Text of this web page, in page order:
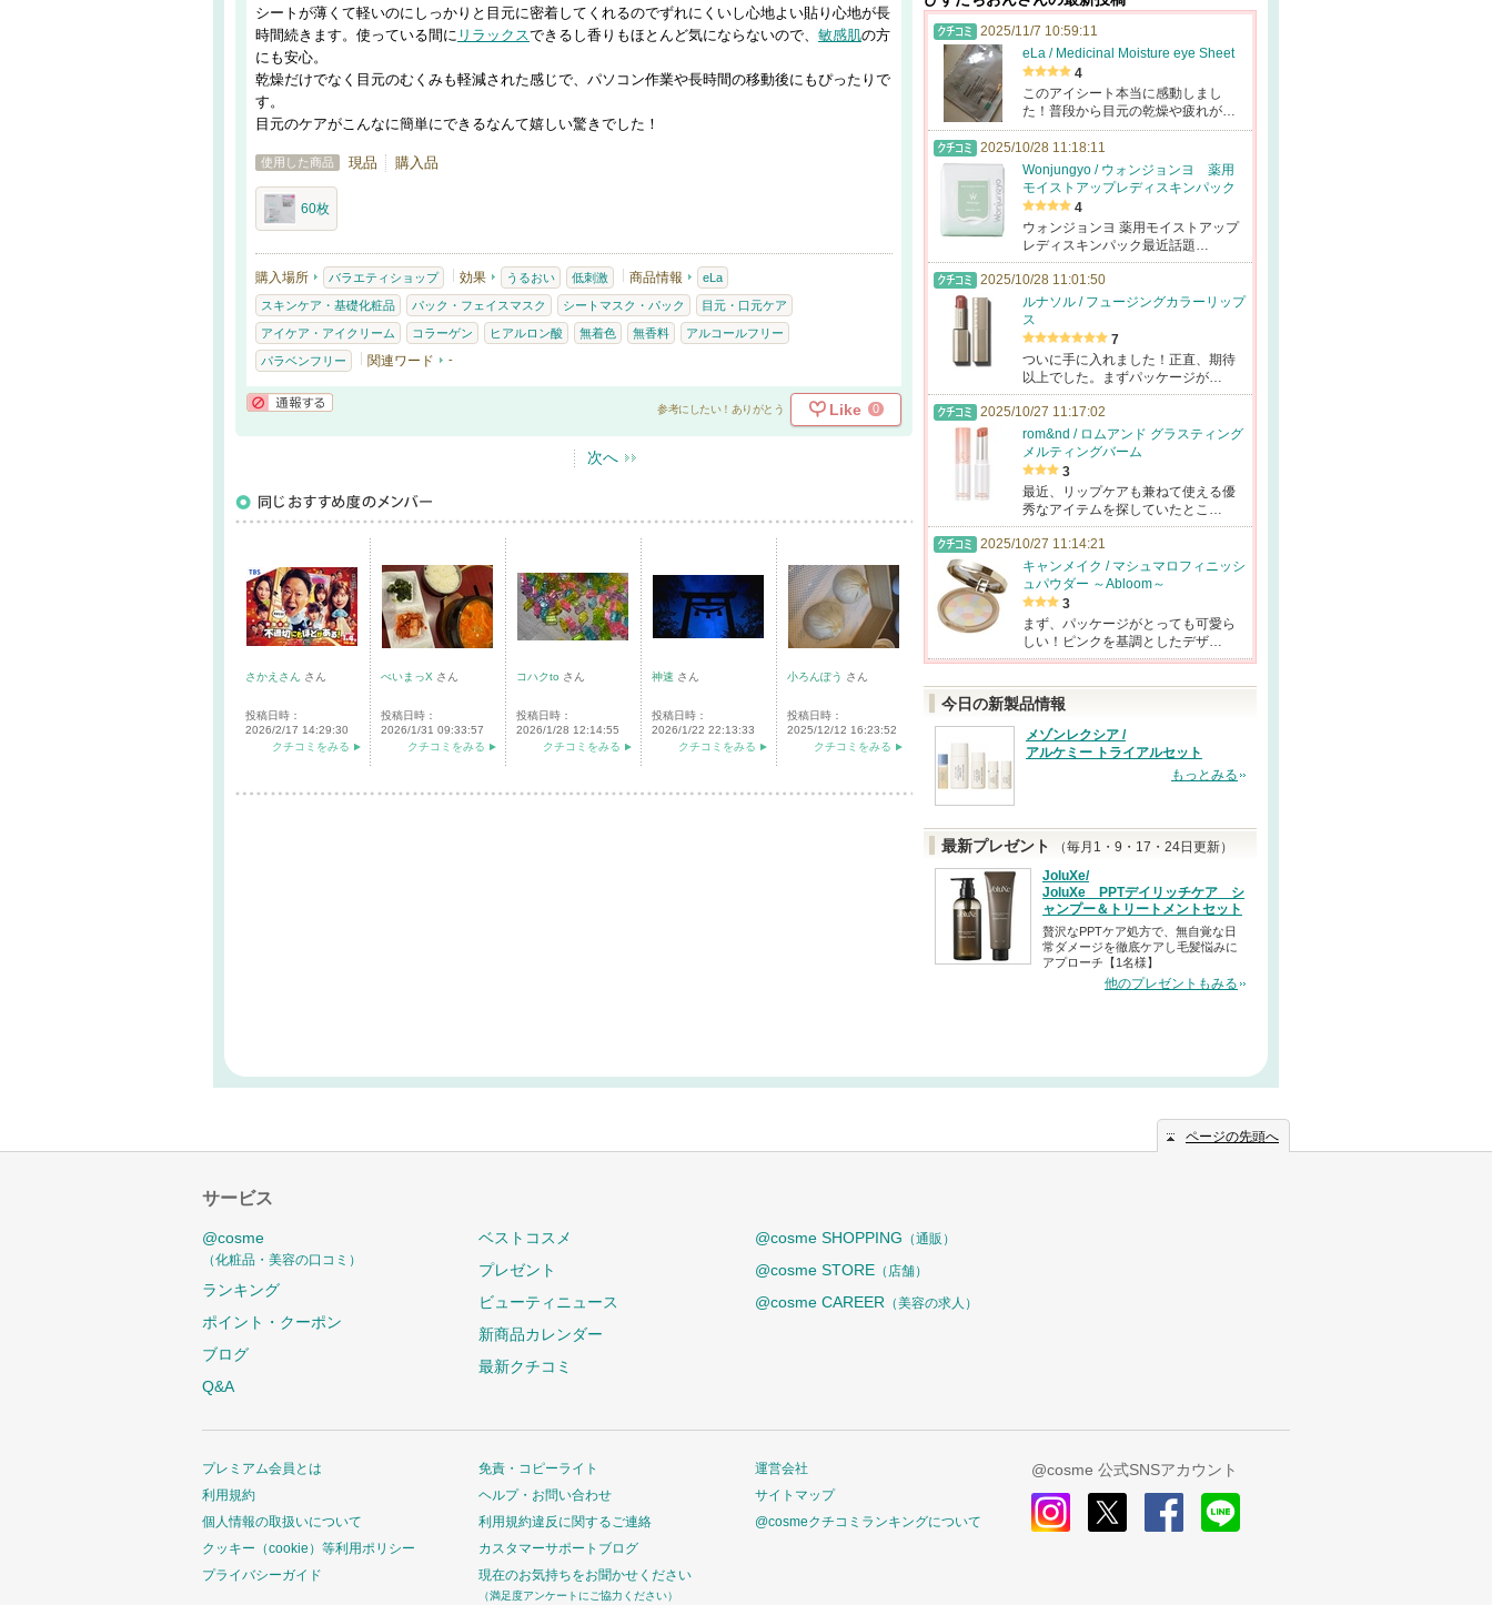
シートが薄くて軽いのにしっかりと目元に密着してくれるのでずれにくいし心地よい貼り心地が長
時間続きます。使っている間に リラックスできるし香りもほとんど気にならないので、 敏感肌の方
にも安心。
乾燥だけでなく目元のむくみも軽減された感じで、パソコン作業や長時間の移動後にもぴったりで
す。
目元のケアがこんなに簡単にできるなんて嬉しい驚きでした！
使用した商品 現品 購入品
60枚
購入場所 バラエティショップ 効果 うるおい 低刺激 商品情報 eLa
スキンケア・基礎化粧品 パック・フェイスマスク シートマスク・パック 目元・口元ケア
アイケア・アイクリーム コラーゲン ヒアルロン酸 無着色 無香料 アルコールフリー
パラベンフリー 関連ワード -
参考にしたい！ありがとう Like 0
次へ
さかえさん さん
投稿日時：
2026/2/17 14:29:30
クチコミをみる
べいまっX さん
投稿日時：
2026/1/31 09:33:57
クチコミをみる
コハクto さん
投稿日時：
2026/1/28 12:14:55
クチコミをみる
神速 さん
投稿日時：
2026/1/22 22:13:33
クチコミをみる
小ろんぽう さん
投稿日時：
2025/12/12 16:23:52
クチコミをみる
2025/11/7 10:59:11
eLa / Medicinal Moisture eye Sheet
4
このアイシート本当に感動しまし
た！普段から目元の乾燥や疲れが…
2025/10/28 11:18:11
Wonjungyo / ウォンジョンヨ 薬用
モイストアップレディスキンパック
4
ウォンジョンヨ 薬用モイストアップ
レディスキンパック最近話題…
2025/10/28 11:01:50
ルナソル / フュージングカラーリップ
ス
7
ついに手に入れました！正直、期待
以上でした。まずパッケージが…
2025/10/27 11:17:02
rom&nd / ロムアンド グラスティング
メルティングバーム
3
最近、リップケアも兼ねて使える優
秀なアイテムを探していたとこ…
2025/10/27 11:14:21
キャンメイク / マシュマロフィニッシ
ュパウダー ～Abloom～
3
まず、パッケージがとっても可愛ら
しい！ピンクを基調としたデザ…
今日の新製品情報
メゾンレクシア /
アルケミー トライアルセット
もっとみる
最新プレゼント
（毎月1・9・17・24日更新）
JoluXe/
JoluXe PPTデイリッチケア シ
ャンプー＆トリートメントセット
贅沢なPPTケア処方で、無自覚な日
常ダメージを徹底ケアし毛髪悩みに
アプローチ【1名様】
他のプレゼントもみる
ページの先頭へ
サービス
@cosme
（化粧品・美容の口コミ）
ランキング
ポイント・クーポン
ブログ
Q&A
ベストコスメ
プレゼント
ビューティニュース
新商品カレンダー
最新クチコミ
@cosme SHOPPING （通販）
@cosme STORE （店舗）
@cosme CAREER （美容の求人）
プレミアム会員とは
利用規約
個人情報の取扱いについて
クッキー（cookie）等利用ポリシー
プライバシーガイド
免責・コピーライト
ヘルプ・お問い合わせ
利用規約違反に関するご連絡
カスタマーサポートブログ
現在のお気持ちをお聞かせください
（満足度アンケートにご協力ください）
運営会社
サイトマップ
@cosmeクチコミランキングについて
@cosme 公式SNSアカウント